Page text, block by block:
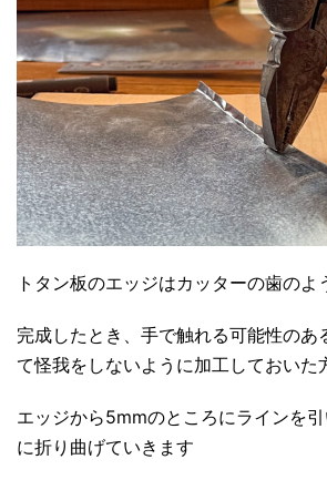
トタン板のエッジはカッターの歯のよ
完成したとき、手で触れる可能性のあ
て怪我をしないように加工しておいた
エッジから5mmのところにラインを
に折り曲げていきます